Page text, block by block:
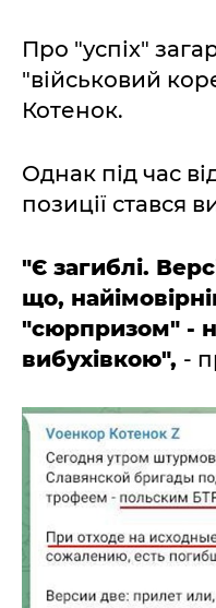
Про "успіх"
"військовий
Котенок.
Однак під час
позиції стався
"Є загиблі.
що,
"сюрпризом" -
вибухівкою", -